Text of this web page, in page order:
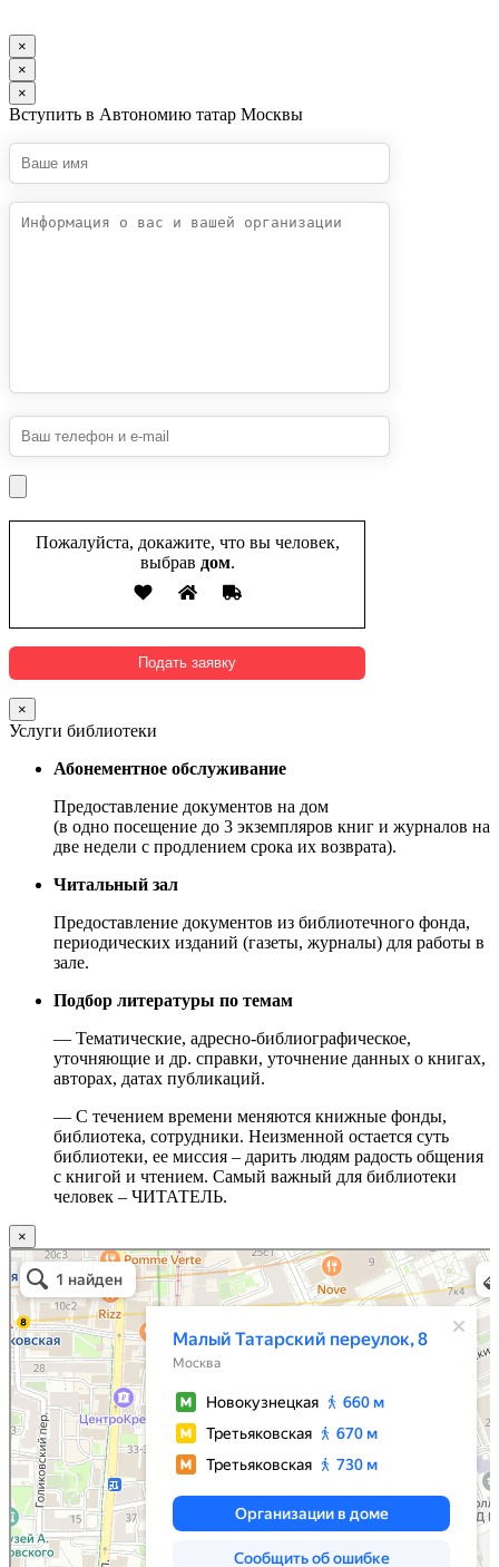
×
×
×
Вступить в Автономию татар Москвы
Пожалуйста, докажите, что вы человек,
выбрав дом.
×
Услуги библиотеки
Абонементное обслуживание
Предоставление документов на дом
(в одно посещение до 3 экземпляров книг и журналов на
две недели с продлением срока их возврата).
Читальный зал
Предоставление документов из библиотечного фонда,
периодических изданий (газеты, журналы) для работы в
зале.
Подбор литературы по темам
— Тематические, адресно-библиографическое,
уточняющие и др. справки, уточнение данных о книгах,
авторах, датах публикаций.
— С течением времени меняются книжные фонды,
библиотека, сотрудники. Неизменной остается суть
библиотеки, ее миссия – дарить людям радость общения
с книгой и чтением. Самый важный для библиотеки
человек – ЧИТАТЕЛЬ.
×
Москва
Малый Татарский переулок, 8 на карте Москвы, ближайшее метро Новокузнецкая —
Яндекс.Карты